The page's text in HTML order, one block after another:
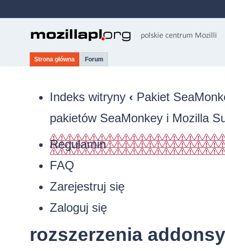
Strona główna Forum
Indeks witryny ‹ Pakiet
pakietów SeaMonkey i Mozilla
Regulamin
FAQ
Zarejestruj się
Zaloguj się
rozszerzenia